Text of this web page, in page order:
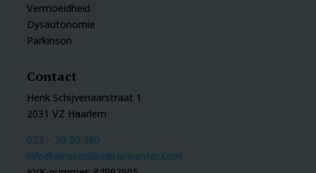
Vermoeidheid
Dysautonomie
Parkinson
Contact
Henk Schijvenaarstraat 1
2031 VZ Haarlem
023 – 30 30 380
info@amsterdambraincenter.com